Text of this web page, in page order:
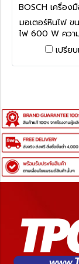
BOSCH เครื่อง
60-20
มอเตอร์หินไฟ ข
ไฟ 600 W ควา
เดินเครื่องเปล่
นาที
เปรีย